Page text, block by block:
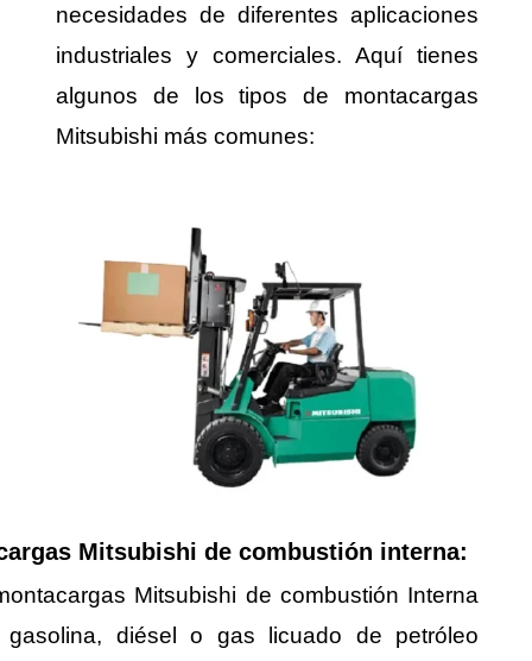
necesidades de diferentes aplicaciones
industriales y comerciales. Aquí tienes
algunos de los tipos de montacargas
Mitsubishi más comunes:
Mitsubishi de combustión interna:
Mitsubishi de combustión Interna
gasolina, diésel o gas licuado de petróleo